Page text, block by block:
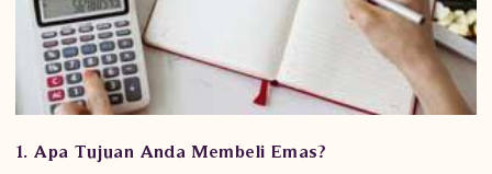
1. Apa Tujuan Anda Membeli Emas?